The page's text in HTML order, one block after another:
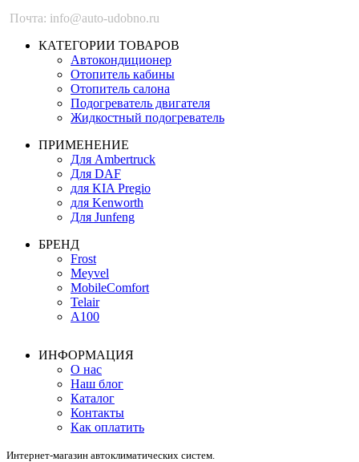
Почта: info@auto-udobno.ru
КАТЕГОРИИ ТОВАРОВ
Автокондиционер
Отопитель кабины
Отопитель салона
Подогреватель двигателя
Жидкостный подогреватель
ПРИМЕНЕНИЕ
Для Ambertruck
Для DAF
для KIA Pregio
для Kenworth
Для Junfeng
БРЕНД
Frost
Meyvel
MobileComfort
Telair
А100
ИНФОРМАЦИЯ
О нас
Наш блог
Каталог
Контакты
Как оплатить
Интернет-магазин автоклиматических систем.